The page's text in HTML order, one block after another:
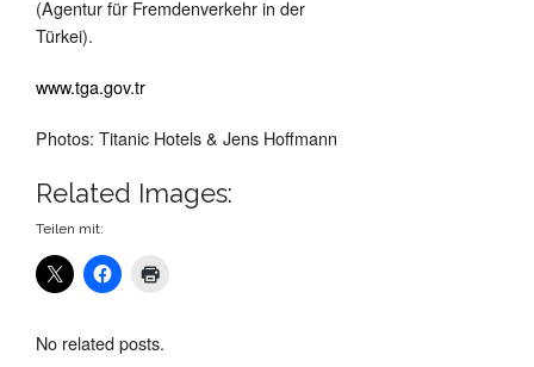
(Agentur für Fremdenverkehr in der
Türkei).
www.tga.gov.tr
Photos: Titanic Hotels & Jens Hoffmann
Related Images:
Teilen mit:
No related posts.